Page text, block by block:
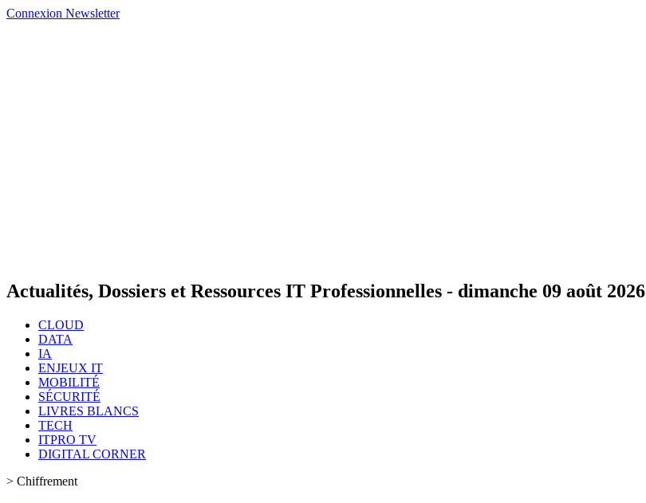
Connexion Newsletter
Actualités, Dossiers et Ressources IT Professionnelles - dimanche 09 août 2026
CLOUD
DATA
IA
ENJEUX IT
MOBILITÉ
SÉCURITÉ
LIVRES BLANCS
TECH
ITPRO TV
DIGITAL CORNER
> Chiffrement